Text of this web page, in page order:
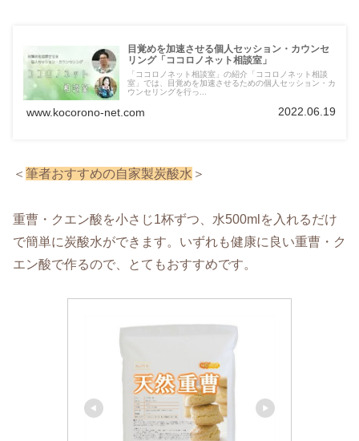
目覚めを加速させる個人セッション・カウンセ
リング「ココロノネット相談室」
「ココロノネット相談室」の紹介「ココロノネット相談
室」では、目覚めを加速させるための個人セッション・カ
ウンセリングを行っ...
www.kocorono-net.com 2022.06.19
＜ 筆者おすすめの自家製炭酸水 ＞
重曹・クエン酸を小さじ1杯ずつ、水500mlを入れるだけ
で簡単に炭酸水ができます。いずれも健康に良い重曹・ク
エン酸で作るので、とてもおすすめです。